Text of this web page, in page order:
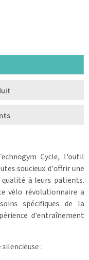
Cycle, l'outil
soucieux d'offrir une
à leurs patients.
vélo révolutionnaire a
spécifiques de la
d'entraînement
: